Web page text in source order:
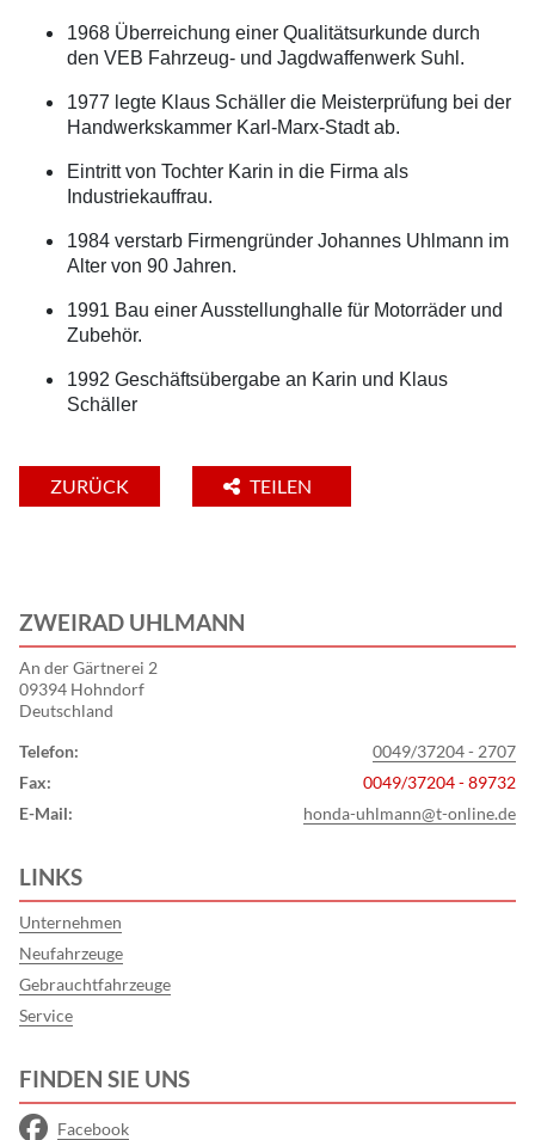
1968 Überreichung einer Qualitätsurkunde durch
den VEB Fahrzeug- und Jagdwaffenwerk Suhl.
1977 legte Klaus Schäller die Meisterprüfung bei der
Handwerkskammer Karl-Marx-Stadt ab.
Eintritt von Tochter Karin in die Firma als
Industriekauffrau.
1984 verstarb Firmengründer Johannes Uhlmann im
Alter von 90 Jahren.
1991 Bau einer Ausstellunghalle für Motorräder und
Zubehör.
1992 Geschäftsübergabe an Karin und Klaus
Schäller
ZURÜCK TEILEN
ZWEIRAD UHLMANN
An der Gärtnerei 2
09394 Hohndorf
Deutschland
Telefon:
0049/37204 - 2707
Fax:
0049/37204 - 89732
E-Mail:
honda-uhlmann@t-online.de
LINKS
Unternehmen
Neufahrzeuge
Gebrauchtfahrzeuge
Service
FINDEN SIE UNS
Facebook